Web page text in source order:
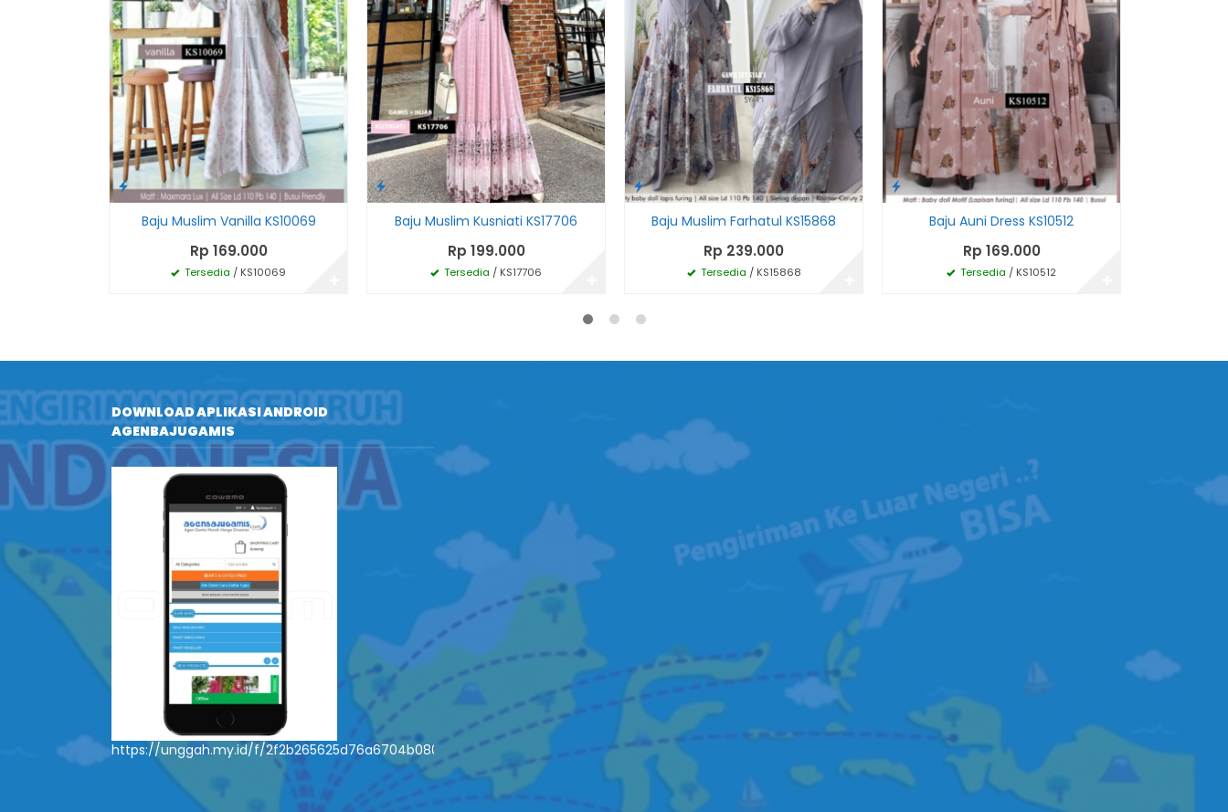
Baju Muslim Vanilla KS10069
Rp 169.000
Tersedia / KS10069
Baju Muslim Kusniati KS17706
Rp 199.000
Tersedia / KS17706
Baju Muslim Farhatul KS15868
Rp 239.000
Tersedia / KS15868
Baju Auni Dress KS10512
Rp 169.000
Tersedia / KS10512
DOWNLOAD APLIKASI ANDROID
AGENBAJUGAMIS
https://unggah.my.id/f/2f2b265625d76a6704b08093c652fd79